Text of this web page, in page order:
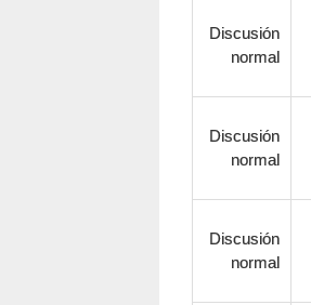
Discusión
normal
Discusión
normal
Discusión
normal